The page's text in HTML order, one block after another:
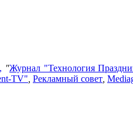
"Журнал "Технология
TV" Рекламный совет